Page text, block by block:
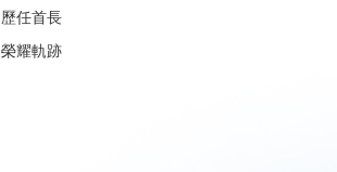
歷任首長
榮耀軌跡